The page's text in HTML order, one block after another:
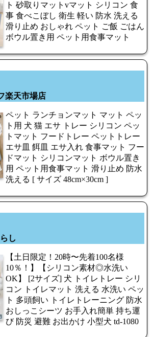
ト 砂取りマットvマット シリコン 食
事 食べこぼし 衛生 軽い 防水 洗える
滑り止め おしゃれ ペット ご飯 ごはん
ボウル置き用 ペット用食事マット
楽天市場店
ペット ランチョンマット マット ペッ
ト用 犬 猫 エサ トレー シリコン ペッ
トマット フードトレー ペットトレー
エサ皿 餌皿 エサ入れ 食事マット フー
ドマット シリコンマット ボウル置き
用 ペット用食事マット 滑り止め 防水
洗える [ サイズ 48cm×30cm ]
し
【土日限定！20時〜先着100名様
10％！】【シリコン素材◎水洗い
OK】 [2サイズ] 犬 トイレトレー シリ
コン トイレマット 洗える 水洗い ペッ
ト 多頭飼い トイレトレーニング 防水
おしっこシーツ お手入れ簡単 持ち運
び 防災 避難 お出かけ 小型犬 td-1080